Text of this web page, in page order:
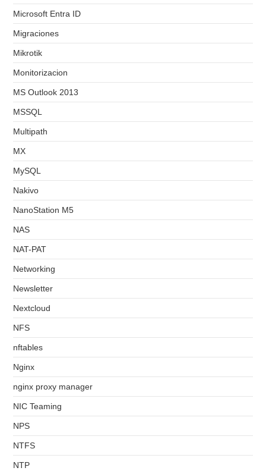
Microsoft Entra ID
Migraciones
Mikrotik
Monitorizacion
MS Outlook 2013
MSSQL
Multipath
MX
MySQL
Nakivo
NanoStation M5
NAS
NAT-PAT
Networking
Newsletter
Nextcloud
NFS
nftables
Nginx
nginx proxy manager
NIC Teaming
NPS
NTFS
NTP